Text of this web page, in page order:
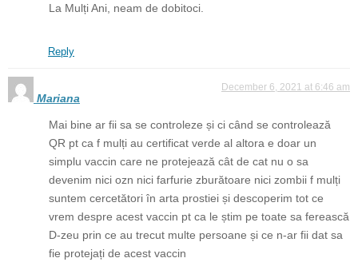
La Mulți Ani, neam de dobitoci.
Reply
Mariana
December 6, 2021 at 6:46 am
Mai bine ar fii sa se controleze și ci când se controlează
QR pt ca f mulți au certificat verde al altora e doar un
simplu vaccin care ne protejează cât de cat nu o sa
devenim nici ozn nici farfurie zburătoare nici zombii f mulți
suntem cercetători în arta prostiei și descoperim tot ce
vrem despre acest vaccin pt ca le știm pe toate sa ferească
D-zeu prin ce au trecut multe persoane și ce n-ar fii dat sa
fie protejați de acest vaccin